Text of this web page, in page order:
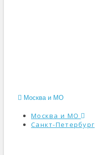
Москва и МО
Москва и МО
Санкт-Петербург